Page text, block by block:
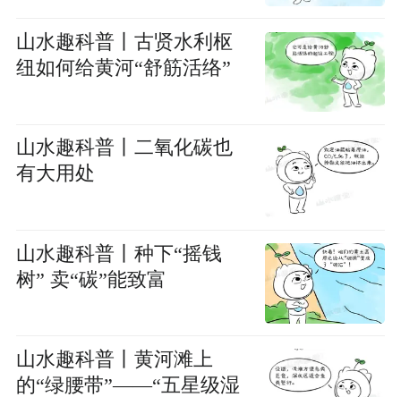
山水趣科普丨古贤水利枢
纽如何给黄河“舒筋活络”
山水趣科普丨二氧化碳也
有大用处
山水趣科普丨种下“摇钱
树” 卖“碳”能致富
山水趣科普丨黄河滩上
的“绿腰带”——“五星级湿